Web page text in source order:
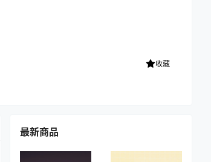
收藏
最新商品